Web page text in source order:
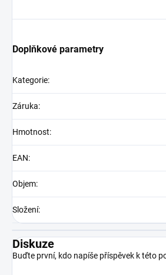
Doplňkové parametry
Kategorie:
Záruka:
Hmotnost:
EAN:
Objem:
Složení:
Diskuze
Buďte první, kdo napíše příspěvek k této